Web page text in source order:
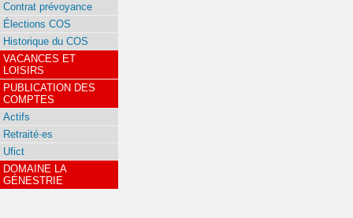
Contrat prévoyance
Élections COS
Historique du COS
VACANCES ET
LOISIRS
PUBLICATION DES
COMPTES
Actifs
Retraité·es
Ufict
DOMAINE LA
GÉNESTRIE